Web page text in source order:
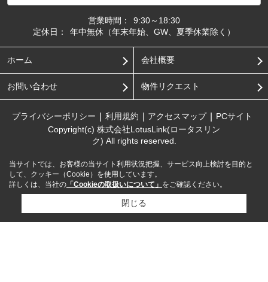
営業時間：
9:30～18:30
定休日：
年中無休（年末年始、GW、夏季休業除く）
ホーム 会社概要
お問い合わせ 物件リクエスト
プライバシーポリシー 利用規約 アクセスマップ
PCサイト
Copyright(c) 株式会社LotusLink(ロータスリン
ク) All rights reserved.
当サイトでは、お客様の当サイト利用状況把握、サービス向上検討を目的と
して、クッキー（Cookie）を使用しています。
詳しくは、当社の 「Cookieの取扱いについて」 をご確認ください。
閉じる